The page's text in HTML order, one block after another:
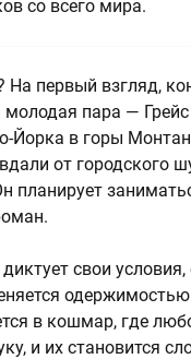
со всего мира.
На первый взгляд,
молодая пара —
Йорка в горы
от городского
планирует
свои условия,
в кошмар, где
и их становится